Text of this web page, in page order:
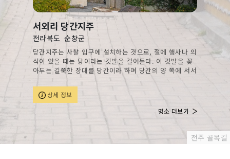
전주 골목길
서외리 당간지주
전라북도 순창군
당간지주는 사찰 입구에 설치하는 것으로, 절에 행사나 의
식이 있을 때는 당이라는 깃발을 걸어둔다. 이 깃발을 꽂
아두는 길쭉한 장대를 당간이라 하며 당간의 양 쪽에 서서
이를 지탱해 주는 두 돌기둥을 당간지주라 한다. 드물게
당간이 남아있으나, 대개는 두 지주만 남아있다.이 당간지
주는 당간과 당간지주가 모두 남아 있는 경우로 네모난 받
침돌 위에 당간지주를 세웠고, 그 사이에 놓인 당간은 몇
토막의 돌기둥을 철띠로 연결시킨 특이한 형태이다. 높이
더 높았을 것으로 보인다. 양 옆의 당간지주는 위쪽 바깥
면을 둥글게 깎아 다듬었다.전하는 말에 의하면 마을의 액
상세 정보
명소 더보기